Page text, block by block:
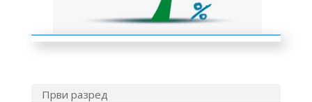
Први разред